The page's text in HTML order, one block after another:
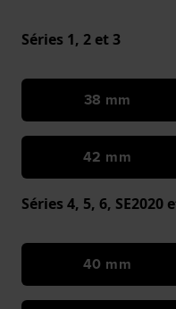
Séries 1, 2 et 3
38 mm
42 mm
Séries 4, 5, 6,
40 mm